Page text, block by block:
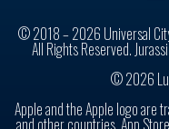
© 2018 – 2026 Universal
All Rights Reserved.
© 2026
Apple and the Apple logo are
and other countries. App